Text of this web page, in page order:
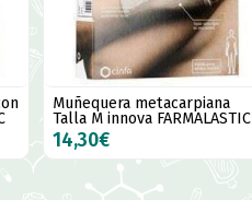
Muñequera metacarpiana
Talla M innova FARMALASTIC
14,30€